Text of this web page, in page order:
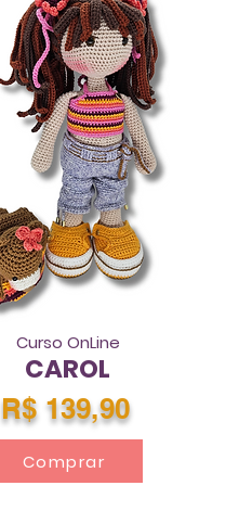
Curso OnLine
CAROL
R$ 139,90
Comprar